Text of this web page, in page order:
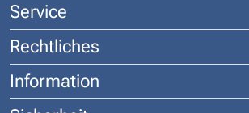
Service
Rechtliches
Information